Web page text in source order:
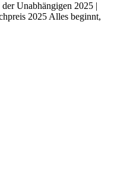
Unabhängigen 2025 |
2025 Alles beginnt,